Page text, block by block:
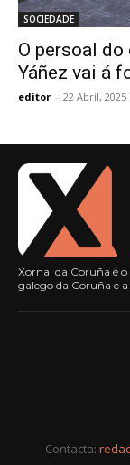
SOCIEDADE
O persoal
Yáñez vai á
editor - 22 Abril, 2025
Xornal da Coruña é
galego da Coruña e
Contacta: